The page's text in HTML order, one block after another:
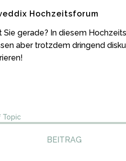
Hochzeitsforum
gerade? In diesem
aber trotzdem dringend
Topic
BEITRAG